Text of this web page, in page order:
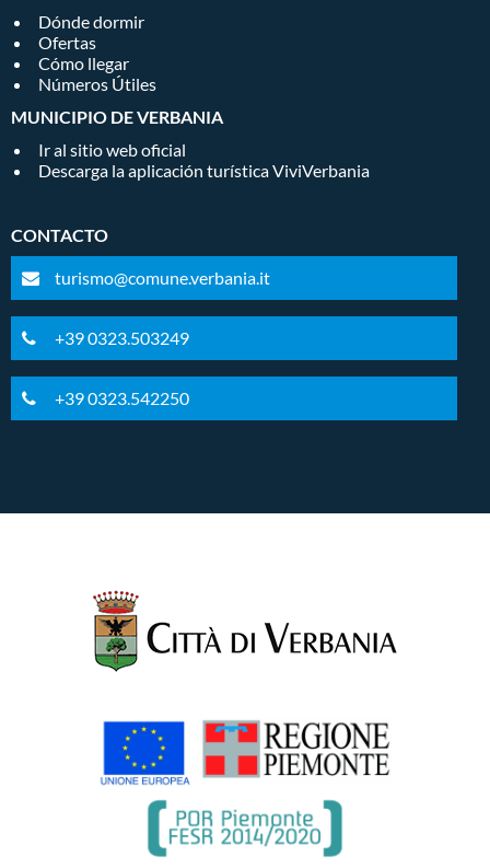
Dónde dormir
Ofertas
Cómo llegar
Números Útiles
MUNICIPIO DE VERBANIA
Ir al sitio web oficial
Descarga la aplicación turística ViviVerbania
CONTACTO
turismo@comune.verbania.it
+39 0323.503249
+39 0323.542250